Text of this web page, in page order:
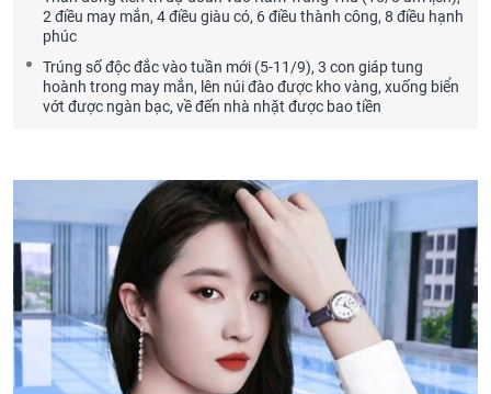
2 điều may mắn, 4 điều giàu có, 6 điều thành công, 8 điều hạnh
phúc
Trúng số độc đắc vào tuần mới (5-11/9), 3 con giáp tung
hoành trong may mắn, lên núi đào được kho vàng, xuống biển
vớt được ngàn bạc, về đến nhà nhặt được bao tiền